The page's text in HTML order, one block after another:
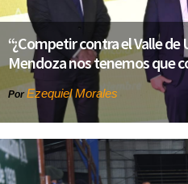
“¿Competir contra el Valle de
Mendoza nos tenemos que
Por Ezequiel Morales